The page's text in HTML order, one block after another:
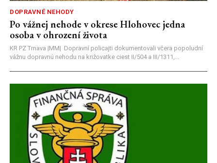
DOPRAVNÉ NEHODY
Po vážnej nehode v okrese Hlohovec jedna
osoba v ohrození života
KR PZ Trnava |MM| Dopravní policajti dokumentovali včera popoludní
vážnu dopravnú nehodu na križovatke ciest II/504 a III/1311,...